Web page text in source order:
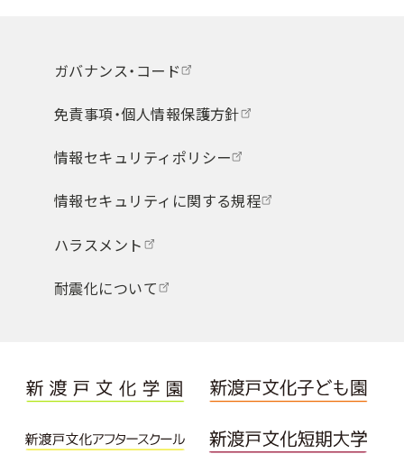
ガバナンス・コード
免責事項・個人情報保護方針
情報セキュリティポリシー
情報セキュリティに関する規程
ハラスメント
耐震化について